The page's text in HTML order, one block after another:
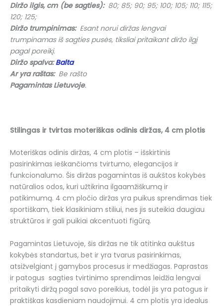
Diržo ilgis, cm (be sagties):80; 85; 90; 95; 100; 105; 110; 115;
120; 125;
Diržo trumpinimas:Esant norui diržas lengvai
trumpinamas iš sagties pusės, tiksliai pritaikant diržo ilgį
pagal poreikį.
Diržo spalva: Balta
Ar yra raštas:Be rašto
Pagamintas Lietuvoje.
Stilingas ir tvirtas moteriškas odinis diržas, 4 cm plotis
Moteriškas odinis diržas, 4 cm plotis – išskirtinis
pasirinkimas ieškančioms tvirtumo, elegancijos ir
funkcionalumo. Šis diržas pagamintas iš aukštos kokybės
natūralios odos, kuri užtikrina ilgaamžiškumą ir
patikimumą. 4 cm pločio diržas yra puikus sprendimas tiek
sportiškam, tiek klasikiniam stiliui, nes jis suteikia daugiau
struktūros ir gali puikiai akcentuoti figūrą.
Pagamintas Lietuvoje, šis diržas ne tik atitinka aukštus
kokybės standartus, bet ir yra tvarus pasirinkimas,
atsižvelgiant į gamybos procesus ir medžiagas. Paprastas
ir patogus sagties tvirtinimo sprendimas leidžia lengvai
pritaikyti diržą pagal savo poreikius, todėl jis yra patogus ir
praktiškas kasdieniam naudojimui. 4 cm plotis yra idealus